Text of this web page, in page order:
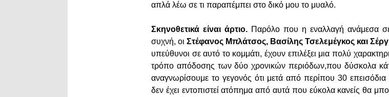
απλά λέω σε τι παραπέμπει στο δικό μου το μυαλό.
Σκηνοθετικά είναι άρτιο. Παρόλο που η εναλλαγή ανάμεσα
συχνή, οι Στέφανος Μπλάτσος, Βασίλης Τσελεμέγκος και
υπεύθυνοι σε αυτό το κομμάτι, έχουν επιλέξει μια πολύ
τρόπο απόδοσης των δύο χρονικών περιόδων,που δύσκολα
αναγνωρίσουμε το γεγονός ότι μετά από περίπου 30
δεν έχει εντοπιστεί ατόπημα από αυτά που εύκολα κανείς θα